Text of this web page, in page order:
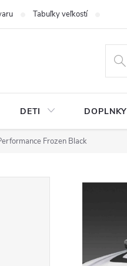
Tabuľky veľkostí
DETI DOPLNKY
Frozen Black